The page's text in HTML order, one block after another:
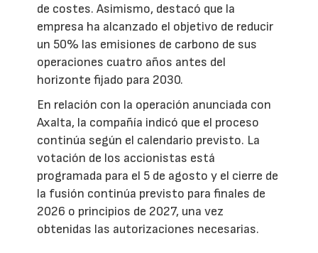
de costes. Asimismo, destacó que la
empresa ha alcanzado el objetivo de reducir
un 50% las emisiones de carbono de sus
operaciones cuatro años antes del
horizonte fijado para 2030.
En relación con la operación anunciada con
Axalta, la compañía indicó que el proceso
continúa según el calendario previsto. La
votación de los accionistas está
programada para el 5 de agosto y el cierre de
la fusión continúa previsto para finales de
2026 o principios de 2027, una vez
obtenidas las autorizaciones necesarias.